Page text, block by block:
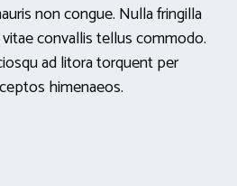
non congue. Nulla fringilla
convallis tellus commodo.
ad litora torquent per
himenaeos.